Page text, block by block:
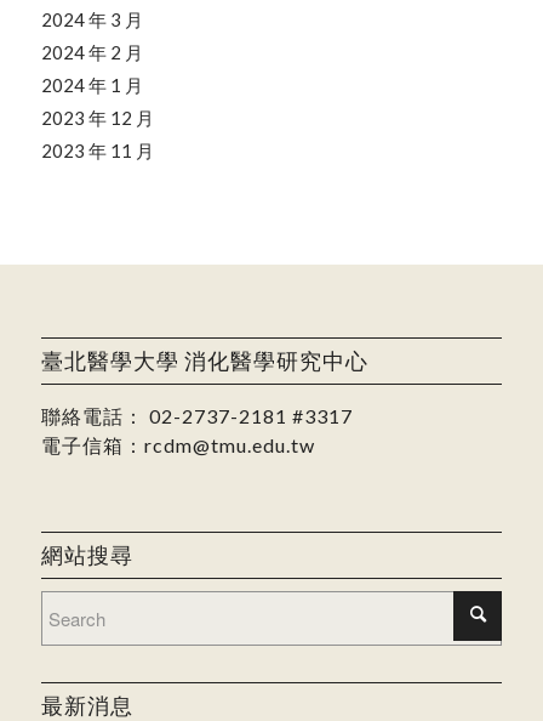
2024 年 3 月
2024 年 2 月
2024 年 1 月
2023 年 12 月
2023 年 11 月
臺北醫學大學 消化醫學研究中心
聯絡電話： 02-2737-2181 #3317
電子信箱： rcdm@tmu.edu.tw
網站搜尋
最新消息